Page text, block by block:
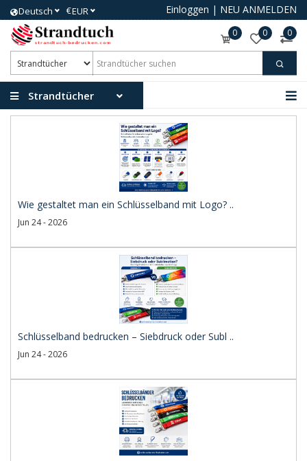
Deutsch €EUR Einloggen | NEU ANMELDEN
0 0 0
Strandtücher
Wie gestaltet man ein Schlüsselband mit Logo? ..
Jun 24 - 2026
Schlüsselband bedrucken – Siebdruck oder Subl ..
Jun 24 - 2026